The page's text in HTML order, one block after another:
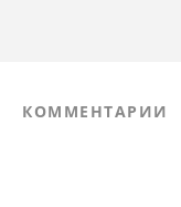
КОММЕНТАРИИ